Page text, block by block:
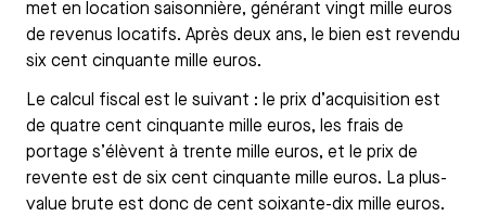
met en location saisonnière, générant vingt mille euros
de revenus locatifs. Après deux ans, le bien est revendu
six cent cinquante mille euros.
Le calcul fiscal est le suivant : le prix d’acquisition est
de quatre cent cinquante mille euros, les frais de
portage s’élèvent à trente mille euros, et le prix de
revente est de six cent cinquante mille euros. La plus-
value brute est donc de cent soixante-dix mille euros.